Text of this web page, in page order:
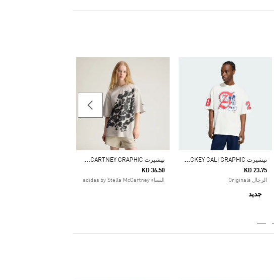
ت
يشيرت ADIDAS DISNEY MICKEY CALI GRAPHIC
KD 23.75
الرجال Originals
جديد
ت
يشيرت ADIDAS BY STELLA MCCARTNEY GRAPHIC
KD 36.50
النساء adidas by Stella McCartney